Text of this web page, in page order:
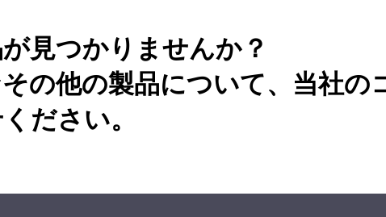
見つかりませんか？
の他の製品について、当社の
ださい。